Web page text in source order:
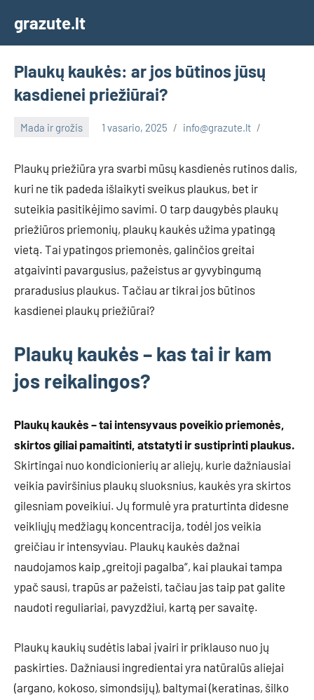
content
grazute.lt
Plaukų kaukės: ar jos būtinos jūsų
kasdienei priežiūrai?
Mada ir grožis 1 vasario, 2025 info@grazute.lt
Plaukų priežiūra yra svarbi mūsų kasdienės rutinos dalis,
kuri ne tik padeda išlaikyti sveikus plaukus, bet ir
suteikia pasitikėjimo savimi. O tarp daugybės plaukų
priežiūros priemonių, plaukų kaukės užima ypatingą
vietą. Tai ypatingos priemonės, galinčios greitai
atgaivinti pavargusius, pažeistus ar gyvybingumą
praradusius plaukus. Tačiau ar tikrai jos būtinos
kasdienei plaukų priežiūrai?
Plaukų kaukės – kas tai ir kam
jos reikalingos?
Plaukų kaukės – tai intensyvaus poveikio priemonės,
skirtos giliai pamaitinti, atstatyti ir sustiprinti plaukus.
Skirtingai nuo kondicionierių ar aliejų, kurie dažniausiai
veikia paviršinius plaukų sluoksnius, kaukės yra skirtos
gilesniam poveikiui. Jų formulė yra praturtinta didesne
veikliųjų medžiagų koncentracija, todėl jos veikia
greičiau ir intensyviau. Plaukų kaukės dažnai
naudojamos kaip „greitoji pagalba“, kai plaukai tampa
ypač sausi, trapūs ar pažeisti, tačiau jas taip pat galite
naudoti reguliariai, pavyzdžiui, kartą per savaitę.
Plaukų kaukių sudėtis labai įvairi ir priklauso nuo jų
paskirties. Dažniausi ingredientai yra natūralūs aliejai
(argano, kokoso, simondsijų), baltymai (keratinas, šilko